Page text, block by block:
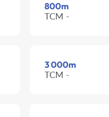
800m
TCM -
3 000m
TCM -